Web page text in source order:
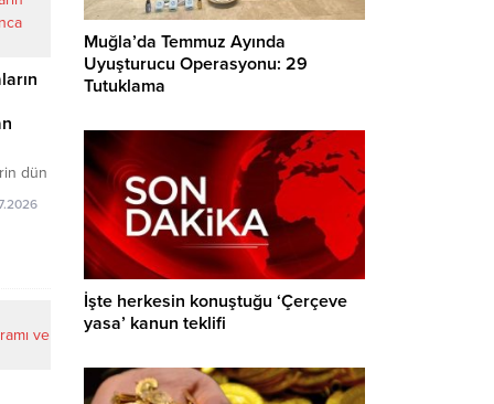
dün
Muğla’da Temmuz Ayında
Uyuşturucu Operasyonu: 29
Tutuklama
İşte herkesin konuştuğu ‘Çerçeve
yasa’ kanun teklifi